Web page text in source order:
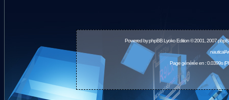
Powered byphpBBLyoko Edition © 2001, 2007
Page générée en : 0.0399s